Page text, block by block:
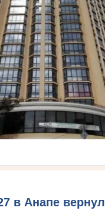
в Анапе